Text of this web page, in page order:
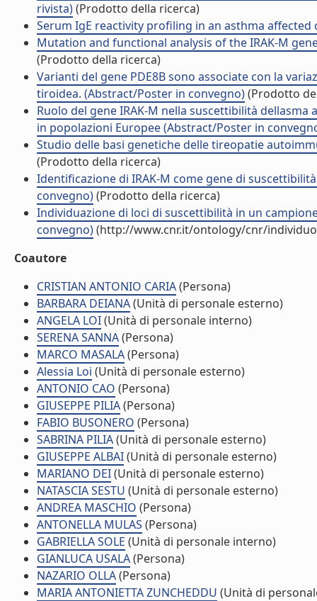
rivista)(Prodotto della ricerca)
Serum IgE reactivity profiling in an asthma
Mutation and functional analysis of the IRAK-M
(Prodotto della ricerca)
Varianti del gene PDE8B sono associate con la
tiroidea. (Abstract/Poster in convegno)(Prodotto
Ruolo del gene IRAK-M nella suscettibilità
in popolazioni Europee (Abstract/Poster in
Studio delle basi genetiche delle tireopatie
(Prodotto della ricerca)
Identificazione di IRAK-M come gene di
convegno)(Prodotto della ricerca)
Individuazione di loci di suscettibilità in un
convegno)(http://www.cnr.it/ontology/cnr/
Coautore
CRISTIAN ANTONIO CARIA(Persona)
BARBARA DEIANA(Unità di personale esterno)
ANGELA LOI(Unità di personale interno)
SERENA SANNA(Persona)
MARCO MASALA(Persona)
Alessia Loi (Unità di personale esterno)
ANTONIO CAO (Persona)
GIUSEPPE PILIA(Persona)
FABIO BUSONERO (Persona)
SABRINA PILIA(Unità di personale esterno)
GIUSEPPE ALBAI(Unità di personale esterno)
MARIANO DEI(Unità di personale esterno)
NATASCIA SESTU (Unità di personale esterno)
ANDREA MASCHIO (Persona)
ANTONELLA MULAS (Persona)
GABRIELLA SOLE (Unità di personale interno)
GIANLUCA USALA(Persona)
NAZARIO OLLA(Persona)
MARIA ANTONIETTA ZUNCHEDDU (Unità di